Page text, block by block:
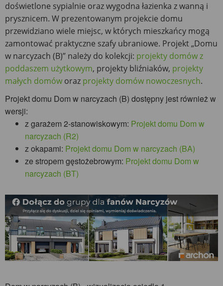
doświetlone sypialnie oraz wygodna łazienka z wanną i
prysznicem. W prezentowanym projekcie domu
przewidziano wiele miejsc, w których mieszkańcy mogą
zamontować praktyczne szafy ubraniowe. Projekt „Domu
w narcyzach (B)” należy do kolekcji: projekty domów z
poddaszem użytkowym, projekty bliźniaków, projekty
małych domów oraz projekty domów nowoczesnych.
Projekt domu Dom w narcyzach (B) dostępny jest również w
wersji:
z garażem 2-stanowiskowym: Projekt domu Dom w
narcyzach (R2)
z okapami: Projekt domu Dom w narcyzach (BA)
ze stropem gęstożebrowym: Projekt domu Dom w
narcyzach (BT)